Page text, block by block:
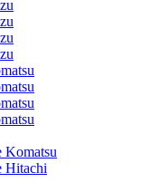
Komatsu
Hitachi